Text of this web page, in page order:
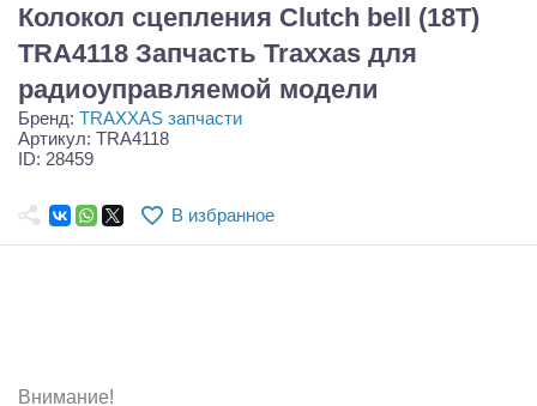
Запчасти и аксессуары
Игрушки
Самолеты
Судомодели
Колокол сцепления Clutch bell (18T)
TRA4118 Запчасть Traxxas для
радиоуправляемой модели
Бренд: TRAXXAS запчасти
Артикул: TRA4118
ID: 28459
В избранное
Внимание!